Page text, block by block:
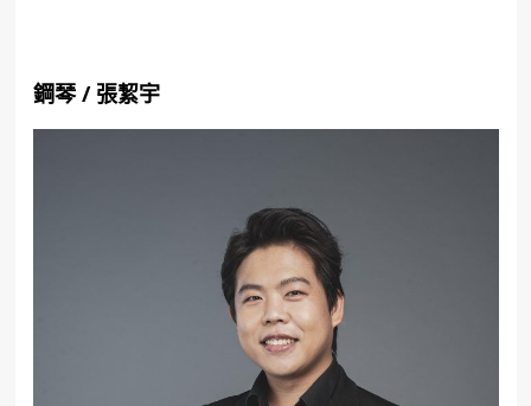
鋼琴/ 張絜宇